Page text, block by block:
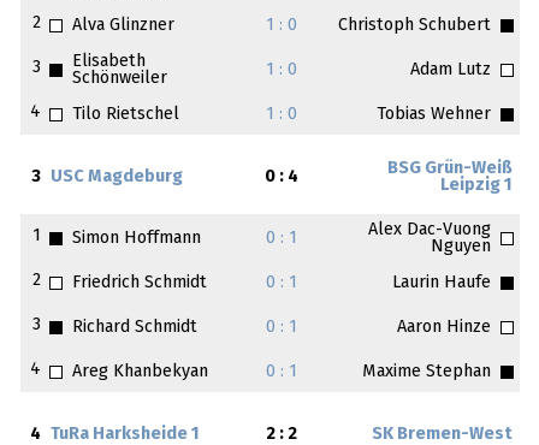
2 Alva Glinzner 1 : 0 Christoph Schubert
3
Elisabeth
Schönweiler
1 : 0 Adam Lutz
4 Tilo Rietschel 1 : 0 Tobias Wehner
3 USC Magdeburg 0 : 4
BSG Grün-Weiß
Leipzig 1
1 Simon Hoffmann 0 : 1
Alex Dac-Vuong
Nguyen
2
Friedrich Schmidt 0 : 1 Laurin Haufe
3 Richard Schmidt 0 : 1 Aaron Hinze
4 Areg Khanbekyan 0 : 1 Maxime Stephan
4 TuRa Harksheide 1 2 : 2 SK Bremen-West